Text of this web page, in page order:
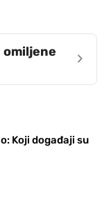
omiljene
›
Koji događaji su